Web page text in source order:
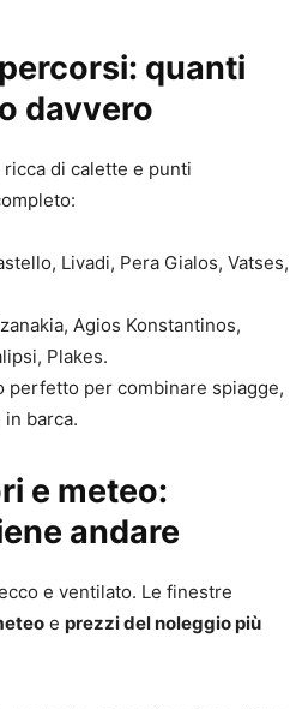
quanti
davvero
di calette e punti
Livadi, Pera Gialos, Vatses,
Agios Konstantinos,
Plakes.
perfetto per combinare spiagge,
barca.
e meteo:
andare
e ventilato. Le finestre
e prezzi del noleggio più